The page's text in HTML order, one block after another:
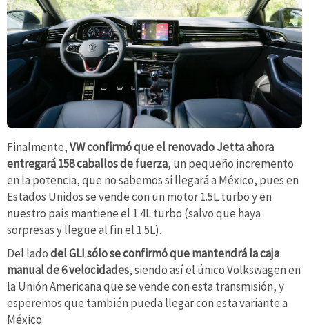
Finalmente,VW confirmó que el renovado Jetta ahora
entregará 158 caballos de fuerza, un pequeño incremento
en la potencia, que no sabemos si llegará a México, pues en
Estados Unidos se vende con un motor 1.5L turbo y en
nuestro país mantiene el 1.4L turbo (salvo que haya
sorpresas y llegue al fin el 1.5L).
Del ladodel GLI sólo se confirmó que mantendrá la caja
manual de 6 velocidades, siendo así el único Volkswagen en
la Unión Americana que se vende con esta transmisión, y
esperemos que también pueda llegar con esta variante a
México.